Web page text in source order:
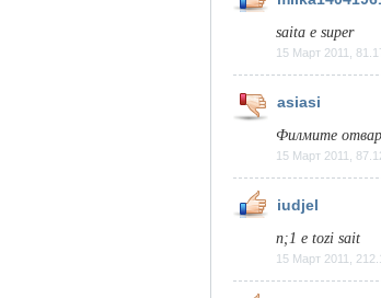
saita e super
15 Март 2011,
asiasi
Филмите
15 Март 2011,
iudjel
n;1 e tozi sait
15 Март 2011,